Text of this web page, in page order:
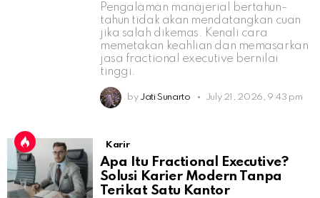
Pengalaman manajerial bertahun-
tahun tidak akan mendatangkan cuan
jika salah dikemas. Kenali cara
memetakan keahlian dan memasarkan
jasa fractional executive bernilai
tinggi.
by Jati Sunarto July 21, 2026, 9:43 pm
Karir
Apa Itu Fractional Executive?
Solusi Karier Modern Tanpa
Terikat Satu Kantor